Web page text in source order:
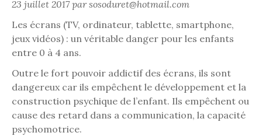
23 juillet 2017 par sosoduret@hotmail.com
Les écrans (TV, ordinateur, tablette, smartphone,
jeux vidéos) : un véritable danger pour les enfants
entre 0 à 4 ans.
Outre le fort pouvoir addictif des écrans, ils sont
dangereux car ils empêchent le développement et la
construction psychique de l’enfant. Ils empêchent ou
cause des retard dans a communication, la capacité
psychomotrice.